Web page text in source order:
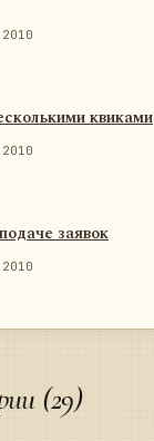
квиками
заявок
(29)